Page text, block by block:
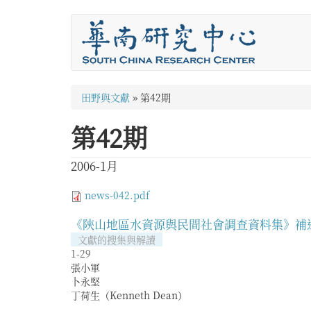
您
在
這
裡
田野與文獻 » 第42期
第42期
2006-1月
news-042.pdf
《陝山地區水資源與民間社會調查資料集》
文獻的搜集與解讀
1-29
張小軍
卜永堅
丁荷生（Kenneth Dean）